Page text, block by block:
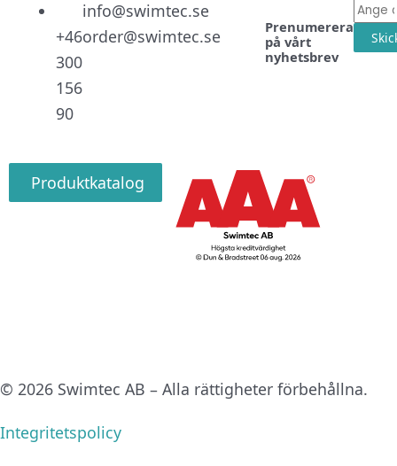
+46
300
156
90
info@swimtec.se
order@swimtec.se
Prenumerera
på vårt
nyhetsbrev
E-
post
Produktkatalog
© 2026 Swimtec AB – Alla rättigheter förbehållna.
Integritetspolicy